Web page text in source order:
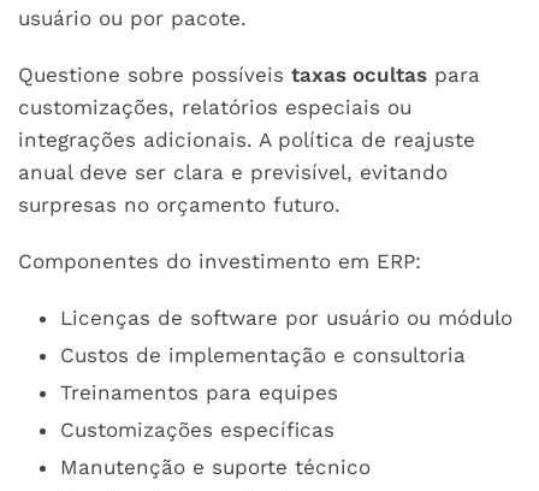
usuário ou por pacote.
Questione sobre possíveis taxas ocultas para
customizações, relatórios especiais ou
integrações adicionais. A política de reajuste
anual deve ser clara e previsível, evitando
surpresas no orçamento futuro.
Componentes do investimento em ERP:
Licenças de software por usuário ou módulo
Custos de implementação e consultoria
Treinamentos para equipes
Customizações específicas
Manutenção e suporte técnico